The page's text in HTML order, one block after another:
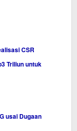
CSR
Triliun untuk
usai Dugaan